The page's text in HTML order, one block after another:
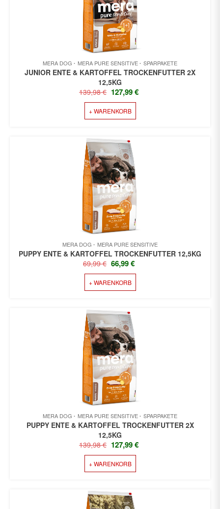
MERA DOG MERA PURE SENSITIVE SPARPAKETE
JUNIOR ENTE & KARTOFFEL TROCKENFUTTER 2X
12,5KG
139,98€ URSPRÜNGLICHER
PREIS
WAR:
139,98 €
127,99€
+ WARENKORB
MERA DOG MERA PURE SENSITIVE
PUPPY ENTE & KARTOFFEL TROCKENFUTTER 12,5KG
69,99€ URSPRÜNGLICHER
PREIS
WAR:
69,99 €
66,99€
+ WARENKORB
MERA DOG MERA PURE SENSITIVE SPARPAKETE
PUPPY ENTE & KARTOFFEL TROCKENFUTTER 2X
12,5KG
139,98€ URSPRÜNGLICHER
PREIS
WAR:
139,98 €
127,99€
+ WARENKORB